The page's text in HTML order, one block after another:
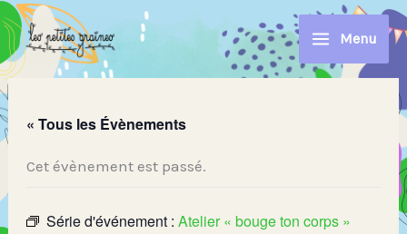
Aller
au
contenu
Menu
« Tous les Évènements
Cet évènement est passé.
Série d'événement :Atelier « bouge ton corps »